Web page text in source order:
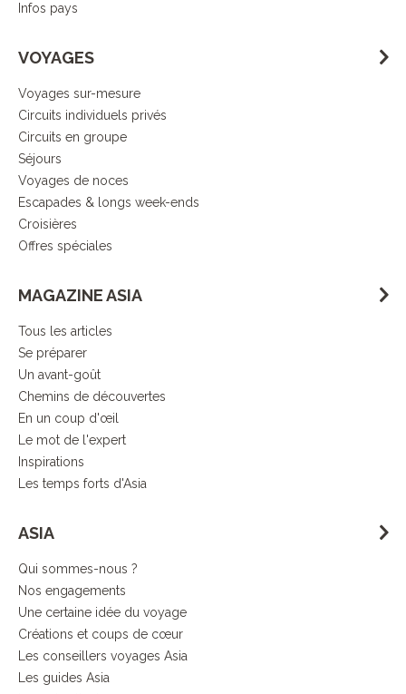
Infos pays
VOYAGES
Voyages sur-mesure
Circuits individuels privés
Circuits en groupe
Séjours
Voyages de noces
Escapades & longs week-ends
Croisières
Offres spéciales
MAGAZINE ASIA
Tous les articles
Se préparer
Un avant-goût
Chemins de découvertes
En un coup d'œil
Le mot de l'expert
Inspirations
Les temps forts d'Asia
ASIA
Qui sommes-nous ?
Nos engagements
Une certaine idée du voyage
Créations et coups de cœur
Les conseillers voyages Asia
Les guides Asia